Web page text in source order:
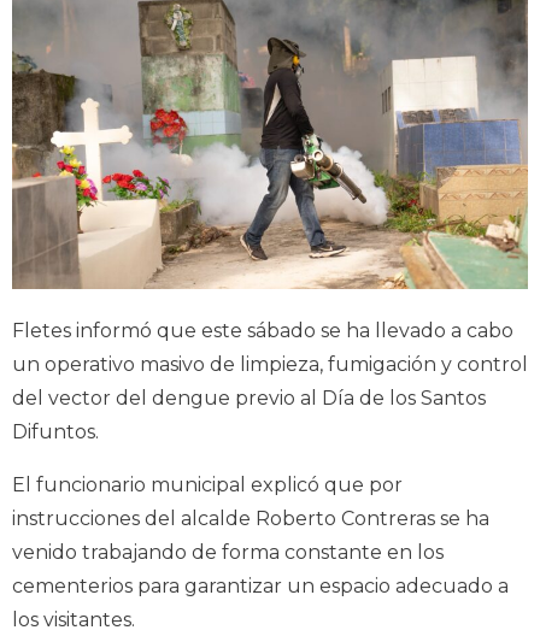
Fletes informó que este sábado se ha llevado a cabo
un operativo masivo de limpieza, fumigación y control
del vector del dengue previo al Día de los Santos
Difuntos.
El funcionario municipal explicó que por
instrucciones del alcalde Roberto Contreras se ha
venido trabajando de forma constante en los
cementerios para garantizar un espacio adecuado a
los visitantes.